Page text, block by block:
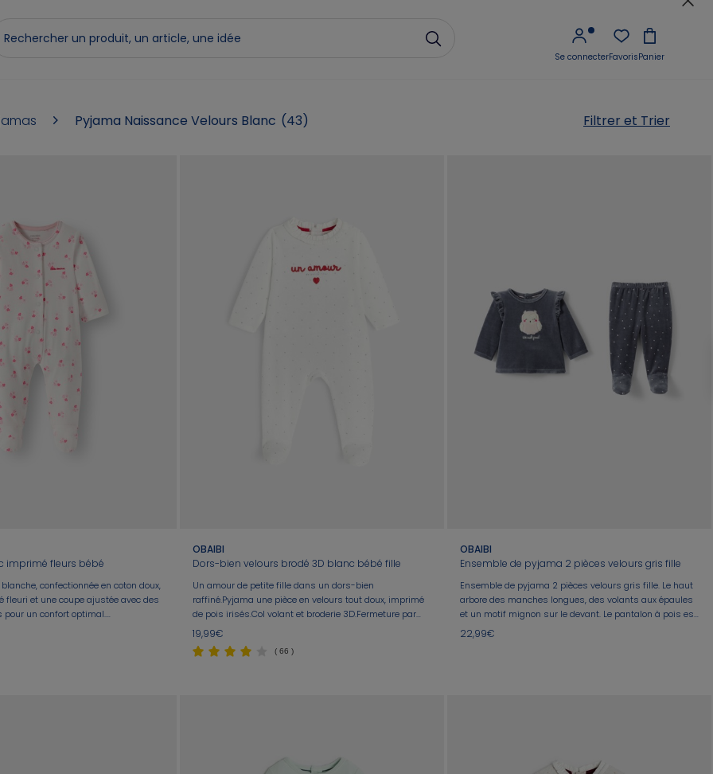
Se connecterFavorisPanier
Pyjama Naissance Velours Blanc (43) Filtrer et Trier
imprimé fleurs bébé
confectionnée en coton doux,
fleuri et une coupe ajustée avec des
pour un confort optimal.
le quotidien, elle est équipée de
pour un habillage facile. Son tissu
OBAIBI
Dors-bien velours brodé 3D blanc bébé fille
Un amour de petite fille dans un dors-bien
raffiné.Pyjama une pièce en velours tout doux, imprimé
de pois irisés.Col volant et broderie 3D.Fermeture par
pressions dans le dos.
19,99€
( 66 )
OBAIBI
Ensemble de pyjama 2 pièces velours gris fille
Ensemble de pyjama 2 pièces velours gris fille. Le haut
arbore des manches longues, des volants aux épaules
et un motif mignon sur le devant. Le pantalon à pois est
doté de pieds intégrés pour garder bébé au chaud.
Parfait pour un usage quotidien, il s'enfile aisément
22,99€